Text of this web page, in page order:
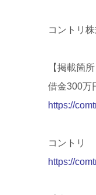
コントリ
【掲載箇所
借金300万
https://
コントリ
https://